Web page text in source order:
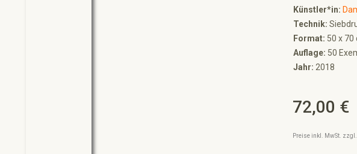
Künstler*in:
Technik:
Format: 50 x 70
Auflage: 50
Jahr: 2018
Regulärer Preis:
72,00 €
Preise inkl. MwSt.